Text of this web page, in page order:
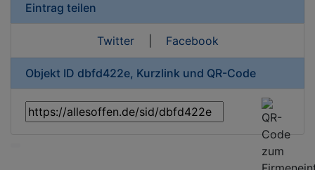
Eintrag teilen
Twitter| Facebook
Objekt ID dbfd422e, Kurzlink und QR-Code